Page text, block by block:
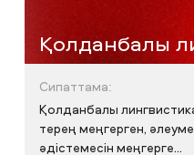
Қолданбалы
Сипаттама:
Қолданбалы
терең меңгерген,
әдістемесін меңгерге...